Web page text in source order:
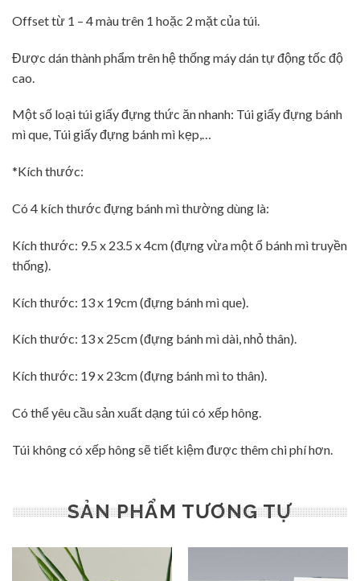
Offset từ 1 – 4 màu trên 1 hoặc 2 mặt của túi.
Được dán thành phẩm trên hệ thống máy dán tự động tốc độ
cao.
Một số loại túi giấy đựng thức ăn nhanh: Túi giấy đựng bánh
mì que, Túi giấy đựng bánh mì kẹp,…
*Kích thước:
Có 4 kích thước đựng bánh mì thường dùng là:
Kích thước: 9.5 x 23.5 x 4cm (đựng vừa một ổ bánh mì truyền
thống).
Kích thước: 13 x 19cm (đựng bánh mì que).
Kích thước: 13 x 25cm (đựng bánh mì dài, nhỏ thân).
Kích thước: 19 x 23cm (đựng bánh mì to thân).
Có thể yêu cầu sản xuất dạng túi có xếp hông.
Túi không có xếp hông sẽ tiết kiệm được thêm chi phí hơn.
SẢN PHẨM TƯƠNG TỰ